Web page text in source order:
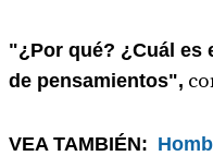
"¿Por qué? ¿Cuál es
de pensamientos",
VEA TAMBIÉN: